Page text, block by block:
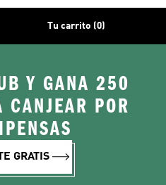
Tu carrito (0)
Y GANA 250
CANJEAR POR
GRATIS